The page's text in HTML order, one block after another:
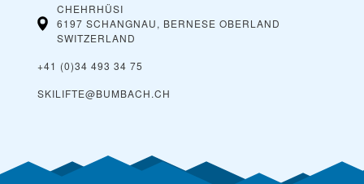
CHEHRHÜSI
6197 SCHANGNAU, BERNESE OBERLAND
SWITZERLAND
+41 (0)34 493 34 75
SKILIFTE@BUMBACH.CH